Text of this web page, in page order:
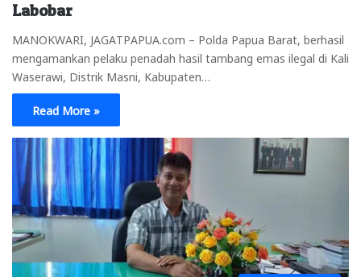
Labobar
MANOKWARI, JAGATPAPUA.com – Polda Papua Barat, berhasil
mengamankan pelaku penadah hasil tambang emas ilegal di Kali
Waserawi, Distrik Masni, Kabupaten…
Read More »